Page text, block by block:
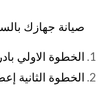
صيانة جهازك بالسويس
الخطوة الاولي
الخطوة الثانية